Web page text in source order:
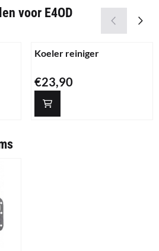
voor E4OD
Koeler reiniger
Prijs: 23,90
€23,90